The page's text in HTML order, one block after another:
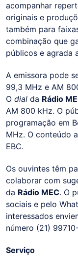
acompanhar
originais e
também para
combinação que
públicos e agrada
A emissora pode
99,3 MHz e AM
O dial da Rádio
AM 800 kHz. O
programação em
MHz. O conteúdo
EBC.
Os ouvintes têm
colaborar com
da Rádio MEC. O
sociais e pelo
interessados
número (21)
Serviço